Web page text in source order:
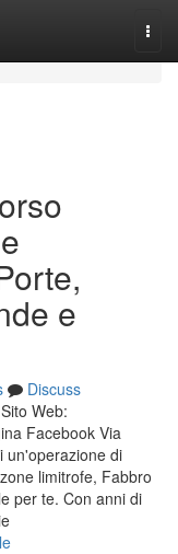
e
Discuss
Web:
Facebook Via
un'operazione di
limitrofe, Fabbro
per te. Con anni di